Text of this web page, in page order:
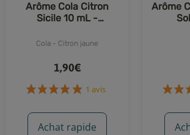
Arôme Cola Citron
Sicile 10 mL -
Cola - Citron jaune
1,90€
Achat rapide
Arôme